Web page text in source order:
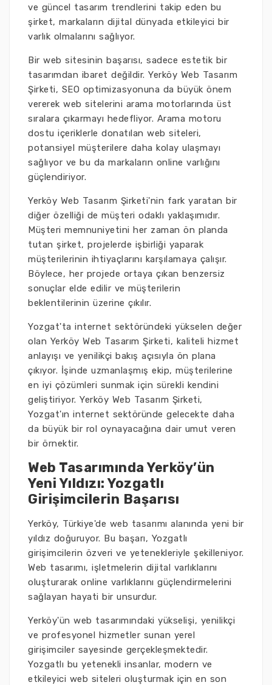
ve güncel tasarım trendlerini takip eden bu
şirket, markaların dijital dünyada etkileyici bir
varlık olmalarını sağlıyor.
Bir web sitesinin başarısı, sadece estetik bir
tasarımdan ibaret değildir. Yerköy Web Tasarım
Şirketi, SEO optimizasyonuna da büyük önem
vererek web sitelerini arama motorlarında üst
sıralara çıkarmayı hedefliyor. Arama motoru
dostu içeriklerle donatılan web siteleri,
potansiyel müşterilere daha kolay ulaşmayı
sağlıyor ve bu da markaların online varlığını
güçlendiriyor.
Yerköy Web Tasarım Şirketi'nin fark yaratan bir
diğer özelliği de müşteri odaklı yaklaşımıdır.
Müşteri memnuniyetini her zaman ön planda
tutan şirket, projelerde işbirliği yaparak
müşterilerinin ihtiyaçlarını karşılamaya çalışır.
Böylece, her projede ortaya çıkan benzersiz
sonuçlar elde edilir ve müşterilerin
beklentilerinin üzerine çıkılır.
Yozgat'ta internet sektöründeki yükselen değer
olan Yerköy Web Tasarım Şirketi, kaliteli hizmet
anlayışı ve yenilikçi bakış açısıyla ön plana
çıkıyor. İşinde uzmanlaşmış ekip, müşterilerine
en iyi çözümleri sunmak için sürekli kendini
geliştiriyor. Yerköy Web Tasarım Şirketi,
Yozgat'ın internet sektöründe gelecekte daha
da büyük bir rol oynayacağına dair umut veren
bir örnektir.
Web Tasarımında Yerköy’ün
Yeni Yıldızı: Yozgatlı
Girişimcilerin Başarısı
Yerköy, Türkiye'de web tasarımı alanında yeni bir
yıldız doğuruyor. Bu başarı, Yozgatlı
girişimcilerin özveri ve yetenekleriyle şekilleniyor.
Web tasarımı, işletmelerin dijital varlıklarını
oluşturarak online varlıklarını güçlendirmelerini
sağlayan hayati bir unsurdur.
Yerköy'ün web tasarımındaki yükselişi, yenilikçi
ve profesyonel hizmetler sunan yerel
girişimciler sayesinde gerçekleşmektedir.
Yozgatlı bu yetenekli insanlar, modern ve
etkileyici web siteleri oluşturmak için en son